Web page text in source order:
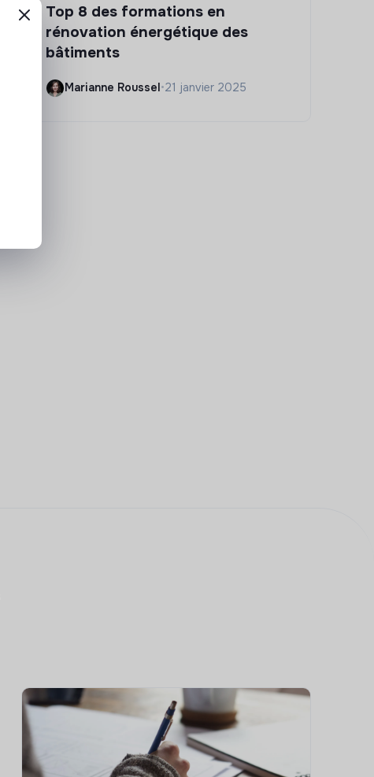
Top 8 des formations en
rénovation énergétique des
bâtiments
Marianne Roussel•21 janvier 2025